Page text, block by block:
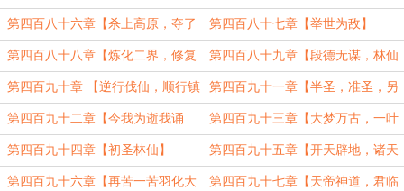
最大的荣幸】 主】
第四百八十六章【杀上高原，夺了
鸟位】
第四百八十七章【举世为敌】
第四百八十八章【炼化二界，修复
仙域】
第四百八十九章【段德无谋，林仙
少智】
第四百九十章 【逆行伐仙，顺行镇
凡】
第四百九十一章【半圣，准圣，另
类成圣】
第四百九十二章【今我为逝我诵
经】
第四百九十三章【大梦万古，一叶
遮天】
第四百九十四章【初圣林仙】 第四百九十五章【开天辟地，诸天
万域】
第四百九十六章【再苦一苦羽化大 第四百九十七章【天帝神道，君临